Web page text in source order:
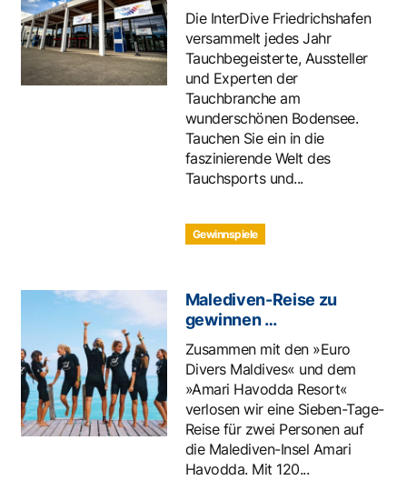
Die InterDive Friedrichshafen
versammelt jedes Jahr
Tauchbegeisterte, Aussteller
und Experten der
Tauchbranche am
wunderschönen Bodensee.
Tauchen Sie ein in die
faszinierende Welt des
Tauchsports und...
Gewinnspiele
Malediven-Reise zu
gewinnen …
Zusammen mit den »Euro
Divers Maldives« und dem
»Amari Havodda Resort«
verlosen wir eine Sieben-Tage-
Reise für zwei Personen auf
die Malediven-Insel Amari
Havodda. Mit 120...